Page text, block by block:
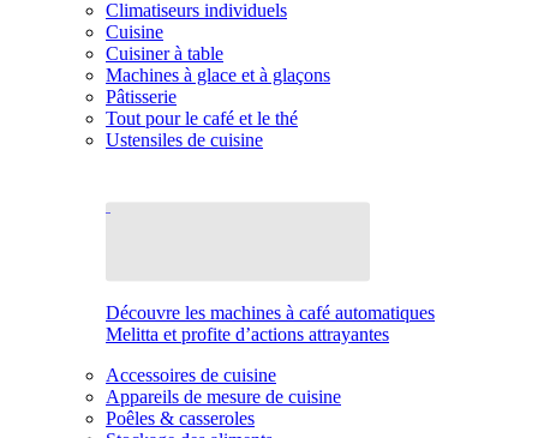
Climatiseurs individuels
Cuisine
Cuisiner à table
Machines à glace et à glaçons
Pâtisserie
Tout pour le café et le thé
Ustensiles de cuisine
Découvre les machines à café automatiques
Melitta et profite d’actions attrayantes
Accessoires de cuisine
Appareils de mesure de cuisine
Poêles & casseroles